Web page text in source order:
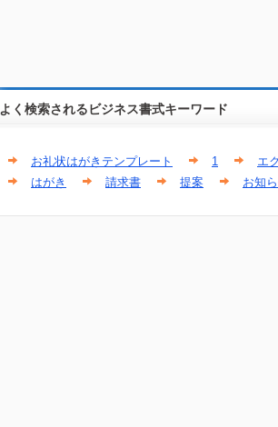
よく検索されるビジネス書式キーワード
お礼状はがきテンプレート 1 エ
はがき
請求書 提案 お知